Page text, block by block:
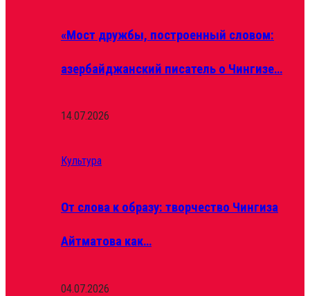
«Мост дружбы, построенный словом:
азербайджанский писатель о Чингизе…
14.07.2026
Культура
От слова к образу: творчество Чингиза
Айтматова как…
04.07.2026